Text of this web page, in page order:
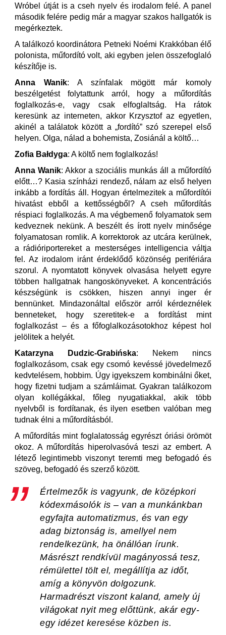
Wróbel útját is a cseh nyelv és irodalom felé. A panel
második felére pedig már a magyar szakos hallgatók is
megérkeztek.
A találkozó koordinátora Petneki Noémi Krakkóban élő
polonista, műfordító volt, aki egyben jelen összefoglaló
készítője is.
Anna Wanik: A színfalak mögött már komoly
beszélgetést folytattunk arról, hogy a műfordítás
foglalkozás-e, vagy csak elfoglaltság. Ha rátok
keresünk az interneten, akkor Krzysztof az egyetlen,
akinél a találatok között a „fordító” szó szerepel első
helyen. Olga, nálad a bohemista, Zosiánál a költő…
Zofia Bałdyga: A költő nem foglalkozás!
Anna Wanik: Akkor a szociális munkás áll a műfordító
előtt…? Kasia színházi rendező, nálam az első helyen
inkább a fordítás áll. Hogyan értelmezitek a műfordítói
hivatást ebből a kettősségből? A cseh műfordítás
réspiaci foglalkozás. A ma végbemenő folyamatok sem
kedveznek nekünk. A beszélt és írott nyelv minősége
folyamatosan romlik. A korrektorok az utcára kerülnek,
a rádióriportereket a mesterséges intelligencia váltja
fel. Az irodalom iránt érdeklődő közönség perifériára
szorul. A nyomtatott könyvek olvasása helyett egyre
többen hallgatnak hangoskönyveket. A koncentrációs
készségünk is csökken, hiszen annyi inger ér
bennünket. Mindazonáltal először arról kérdeznélek
benneteket, hogy szeretitek-e a fordítást mint
foglalkozást – és a főfoglalkozásotokhoz képest hol
jelölitek a helyét.
Katarzyna Dudzic-Grabińska: Nekem nincs
foglalkozásom, csak egy csomó kevéssé jövedelmező
kedvtelésem, hobbim. Úgy igyekszem kombinálni őket,
hogy fizetni tudjam a számláimat. Gyakran találkozom
olyan kollégákkal, főleg nyugatiakkal, akik több
nyelvből is fordítanak, és ilyen esetben valóban meg
tudnak élni a műfordításból.
A műfordítás mint foglalatosság egyrészt óriási örömöt
okoz. A műfordítás hiperolvasóvá teszi az embert. A
létező legintimebb viszonyt teremti meg befogadó és
szöveg, befogadó és szerző között.
Értelmezők is vagyunk, de középkori
kódexmásolók is – van a munkánkban
egyfajta automatizmus, és van egy
adag biztonság is, amellyel nem
rendelkezünk, ha önállóan írunk.
Másrészt rendkívül magányossá tesz,
rémülettel tölt el, megállítja az időt,
amíg a könyvön dolgozunk.
Harmadrészt viszont kaland, amely új
világokat nyit meg előttünk, akár egy-
egy idézet keresése közben is.